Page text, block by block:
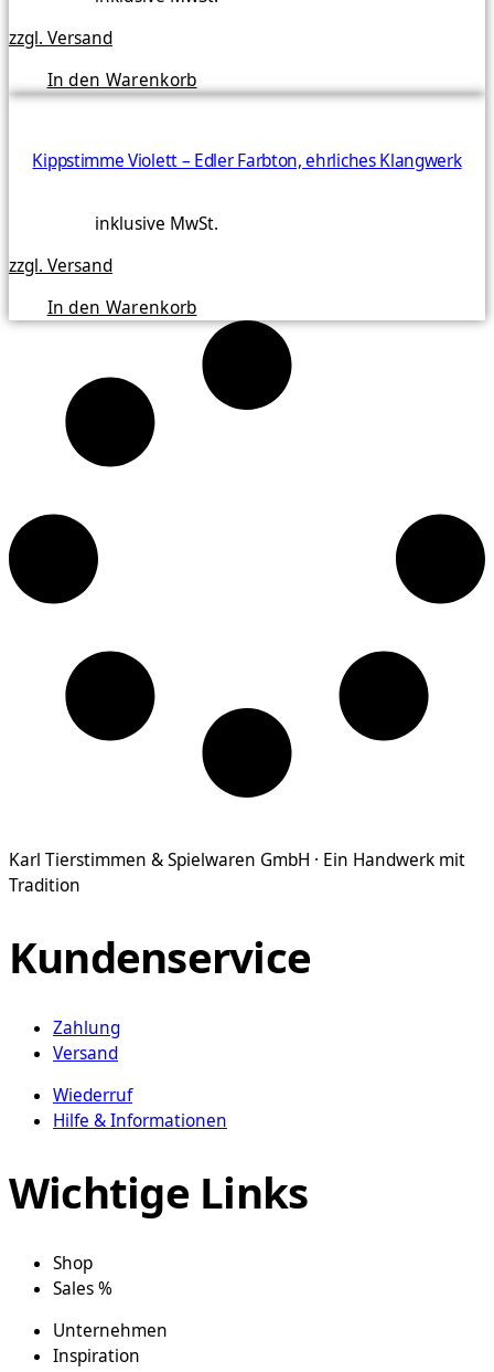
zzgl. Versand
In den Warenkorb
Kippstimme Violett – Edler Farbton, ehrliches Klangwerk
inklusive MwSt.
zzgl. Versand
In den Warenkorb
Karl Tierstimmen & Spielwaren GmbH · Ein Handwerk mit
Tradition
Kundenservice
Zahlung
Versand
Wiederruf
Hilfe & Informationen
Wichtige Links
Shop
Sales %
Unternehmen
Inspiration